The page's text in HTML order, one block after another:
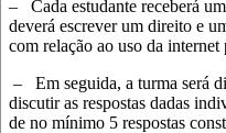
– Cada estudante receberá
deverá escrever um direito e
com relação ao uso da internet
– Em seguida, a turma será
discutir as respostas dadas
de no mínimo 5 respostas